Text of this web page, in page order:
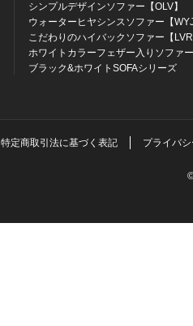
シンプルデザインソファー【OLV】
ウォーターヒヤシンスソファー【
こだわりのハイバックソファー【
ホワイトカラーフェザー入りソファ
ブラック&ホワイトSOFAシリーズ
特定商取引法に基づく表記 プライバ